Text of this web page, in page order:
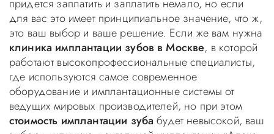
придется заплатить и заплатить немало, но если
для вас это имеет принципиальное значение, что ж,
это ваш выбор и ваше решение. Если же вам нужна
клиника имплантации зубов в Москве, в которой
работают высокопрофессиональные специалисты,
где используются самое современное
оборудование и имплантационные системы от
ведущих мировых производителей, но при этом
стоимость имплантации зубабудет невысокой, ваш